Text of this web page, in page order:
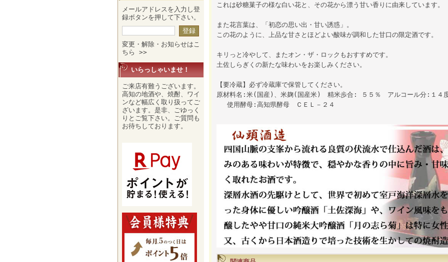
メールアドレスを入力し登
録ボタンを押して下さい。
変更・解除・お知らせはこ
ちら >>
いらっしゃいませ！
ご来店有難うございます。
高知の地酒や、焼酎、ワイ
ンなど幅広く取り扱ってご
ざいます。是非、ごゆっく
りとご覧下さい。ご質問も
お待ちしております。
これは砂糖菓子の様な白い花と、その花から漂う甘い香りに由来しています。
また花言葉は、「初恋の思い出・甘い誘惑」。
この花のように、上品な甘さとほどよい酸味が調和した甘口の限定酒です。
キリっと冷やして、またオン・ザ・ロックもおすすめです。
土佐しらぎくの新たな味わいをお楽しみください。
【要冷蔵】必ず冷蔵庫で保管してください。
原材料名:米(国産)、米麹(国産米) 精米歩合: ５５％ アルコール分:１４
使用酵母:高知県酵母 ＣＥＬ－２４